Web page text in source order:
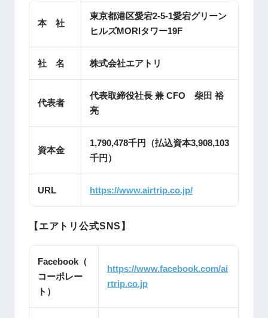
本 社
東京都港区愛宕2-5-1愛宕グリーン
ヒルズMORIタワー19F
社 名 株式会社エアトリ
代表者
代表取締役社長 兼 CFO 柴田 裕
亮
資本金
1,790,478千円（払込資本3,908,103
千円）
URL https://www.airtrip.co.jp/
【エアトリ公式SNS】
Facebook（
コーポレー
ト）
https://www.facebook.com/ai
rtrip.co.jp